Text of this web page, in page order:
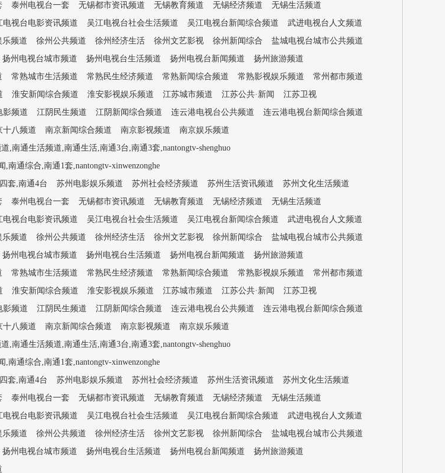
泰州电视台一套 无锡都市资讯频道 无锡教育频道 无锡经济频道
无锡生活频道
电视台电影资讯频道 吴江电视台社会生活频道 吴江电视台新闻综合频道
武进电视台人文频道
乐频道 徐州公共频道 徐州经济生活 徐州文艺影视 徐州新闻综合
盐城电视台城市公共频道
扬州电视台城市频道 扬州电视台生活频道 扬州电视台新闻频道
扬州旅游频道
常熟城市生活频道 常熟民生经济频道 常熟新闻综合频道 常熟影视娱乐频道
常州都市频道
淮安新闻综合频道 淮安影视娱乐频道 江苏城市频道 江苏公共·新闻
江苏卫视
影频道 江阴民生频道 江阴新闻综合频道 连云港电视台公共频道
连云港电视台新闻综合频道
十八频道 南京新闻综合频道 南京影视频道
南京娱乐频道
,南通生活频道,南通生活,南通3台,南通3套,nantongtv-shenghuo
通综合,南通1套,nantongtv-xinwenzonghe
套,南通4台
苏州电影娱乐频道 苏州社会经济频道 苏州生活资讯频道
苏州文化生活频道
泰州电视台一套 无锡都市资讯频道 无锡教育频道 无锡经济频道
无锡生活频道
电视台电影资讯频道 吴江电视台社会生活频道 吴江电视台新闻综合频道
武进电视台人文频道
乐频道 徐州公共频道 徐州经济生活 徐州文艺影视 徐州新闻综合
盐城电视台城市公共频道
扬州电视台城市频道 扬州电视台生活频道 扬州电视台新闻频道
扬州旅游频道
常熟城市生活频道 常熟民生经济频道 常熟新闻综合频道 常熟影视娱乐频道
常州都市频道
淮安新闻综合频道 淮安影视娱乐频道 江苏城市频道 江苏公共·新闻
江苏卫视
影频道 江阴民生频道 江阴新闻综合频道 连云港电视台公共频道
连云港电视台新闻综合频道
十八频道 南京新闻综合频道 南京影视频道
南京娱乐频道
,南通生活频道,南通生活,南通3台,南通3套,nantongtv-shenghuo
通综合,南通1套,nantongtv-xinwenzonghe
套,南通4台
苏州电影娱乐频道 苏州社会经济频道 苏州生活资讯频道
苏州文化生活频道
泰州电视台一套 无锡都市资讯频道 无锡教育频道 无锡经济频道
无锡生活频道
电视台电影资讯频道 吴江电视台社会生活频道 吴江电视台新闻综合频道
武进电视台人文频道
乐频道 徐州公共频道 徐州经济生活 徐州文艺影视 徐州新闻综合
盐城电视台城市公共频道
扬州电视台城市频道 扬州电视台生活频道 扬州电视台新闻频道
扬州旅游频道